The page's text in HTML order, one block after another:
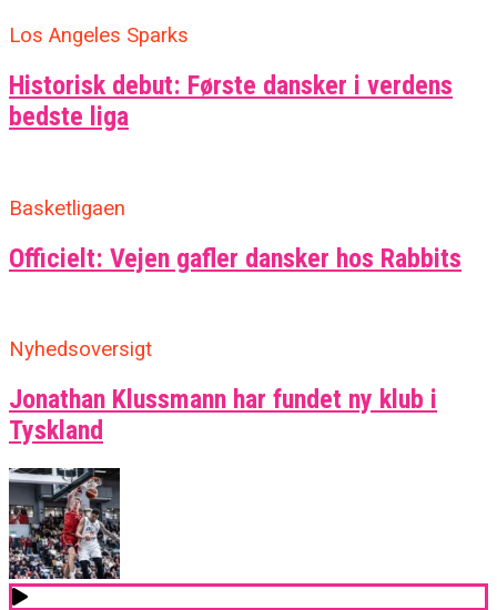
Los Angeles Sparks
Historisk debut: Første dansker i verdens
bedste liga
Basketligaen
Officielt: Vejen gafler dansker hos Rabbits
Nyhedsoversigt
Jonathan Klussmann har fundet ny klub i
Tyskland